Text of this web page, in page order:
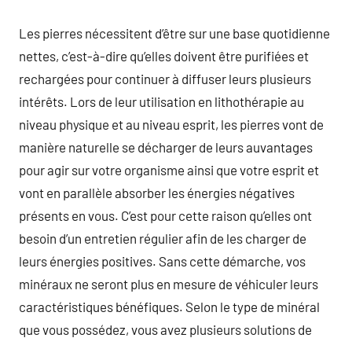
Les pierres nécessitent d’être sur une base quotidienne
nettes, c’est-à-dire qu’elles doivent être purifiées et
rechargées pour continuer à diffuser leurs plusieurs
intérêts. Lors de leur utilisation en lithothérapie au
niveau physique et au niveau esprit, les pierres vont de
manière naturelle se décharger de leurs auvantages
pour agir sur votre organisme ainsi que votre esprit et
vont en parallèle absorber les énergies négatives
présents en vous. C’est pour cette raison qu’elles ont
besoin d’un entretien régulier afin de les charger de
leurs énergies positives. Sans cette démarche, vos
minéraux ne seront plus en mesure de véhiculer leurs
caractéristiques bénéfiques. Selon le type de minéral
que vous possédez, vous avez plusieurs solutions de